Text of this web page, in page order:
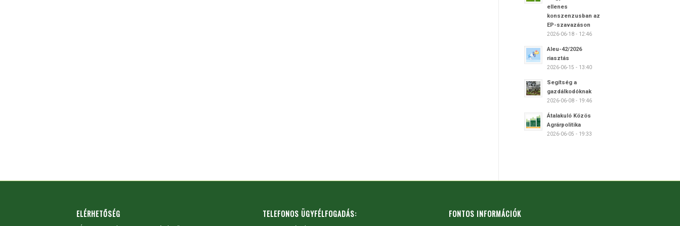
ellenes
konszenzusban az
EP-szavazáson
2026-06-18 - 12:46
Aleu-42/2026
riasztás
2026-06-15 - 13:40
Segítség a
gazdálkodóknak
2026-06-08 - 19:46
Átalakuló Közös
Agrárpolitika
2026-06-05 - 19:33
ELÉRHETŐSÉG TELEFONOS ÜGYFÉLFOGADÁS: FONTOS INFORMÁCIÓK